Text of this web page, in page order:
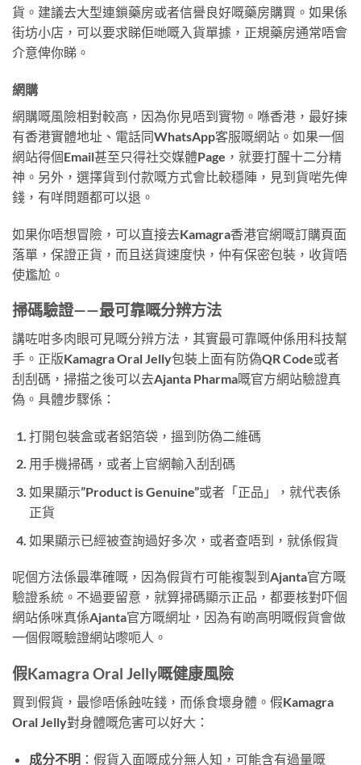
貨。建議去大型連鎖藥房或者信譽良好嘅藥房購買。如果係
街坊小店，可以要求睇佢哋嘅入貨單據，正規藥房通常唔會
介意俾你睇。
網購
網購嘅風險相對較高，因為你見唔到實物。喺香港，最好揀
有香港實體地址、電話同WhatsApp客服嘅網站。如果一個
網站得個Email甚至只得社交媒體Page，就要打醒十二分精
神。另外，選擇貨到付款嘅方式會比較穩陣，見到貨啱先俾
錢，有咩問題都可以退。
如果你唔想冒險，可以直接去Kamagra香港官網嘅訂購頁面
落單，保證正貨，而且送貨速度快，仲有保密包裝，收貨唔
使尷尬。
掃碼驗證——最可靠嘅分辨方法
講咗咁多肉眼可見嘅分辨方法，其實最可靠嘅仲係用科技幫
手。正版Kamagra Oral Jelly包裝上面有防偽QR Code或者
刮刮碼，掃描之後可以去Ajanta Pharma嘅官方網站驗證真
偽。具體步驟係：
打開包裝盒或者鋁箔袋，搵到防偽二維碼
用手機掃碼，或者上官網輸入刮刮碼
如果顯示”Product is Genuine”或者「正品」，就代表係
正貨
如果顯示已經被查詢過好多次，或者查唔到，就係假貨
呢個方法係最準確嘅，因為假貨冇可能複製到Ajanta官方嘅
驗證系統。不過要留意，就算掃碼顯示正品，都要核對吓個
網站係咪真係Ajanta官方嘅網址，因為有啲高明嘅假貨會做
一個假嘅驗證網站嚟呃人。
假Kamagra Oral Jelly嘅健康風險
買到假貨，最慘唔係蝕咗錢，而係食壞身體。假Kamagra
Oral Jelly對身體嘅危害可以好大：
成分不明：假貨入面嘅成分無人知，可能含有過量嘅